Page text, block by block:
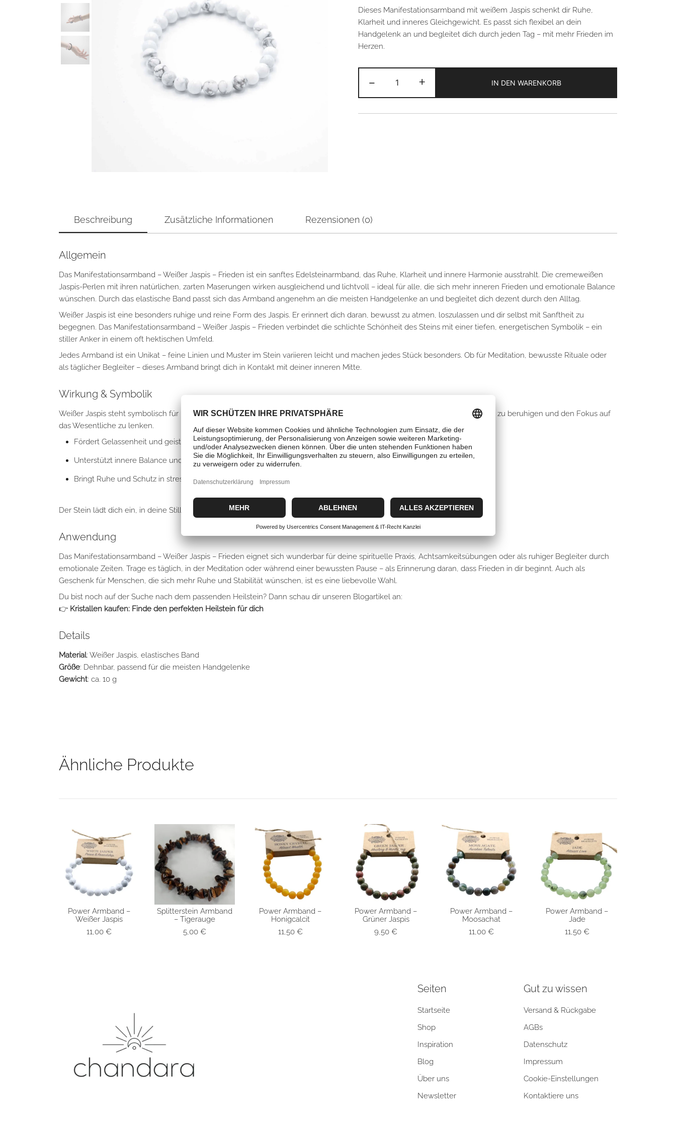
Dieses Manifestationsarmband mit weißem Jaspis schenkt dir Ruhe,
Klarheit und inneres Gleichgewicht. Es passt sich flexibel an dein
Handgelenk an und begleitet dich durch jeden Tag – mit mehr Frieden im
Herzen.
-
–
Weißer
+ IN DEN WARENKORB
Alternative:
Beschreibung Zusätzliche Informationen Rezensionen (0)
Allgemein
Das Manifestationsarmband – Weißer Jaspis – Frieden ist ein sanftes Edelsteinarmband, das Ruhe, Klarheit und innere Harmonie ausstrahlt. Die cremeweißen
Jaspis-Perlen mit ihren natürlichen, zarten Maserungen wirken ausgleichend und lichtvoll – ideal für alle, die sich mehr inneren Frieden und emotionale Balance
wünschen. Durch das elastische Band passt sich das Armband angenehm an die meisten Handgelenke an und begleitet dich dezent durch den Alltag.
Weißer Jaspis ist eine besonders ruhige und reine Form des Jaspis. Er erinnert dich daran, bewusst zu atmen, loszulassen und dir selbst mit Sanftheit zu
begegnen. Das Manifestationsarmband – Weißer Jaspis – Frieden verbindet die schlichte Schönheit des Steins mit einer tiefen, energetischen Symbolik – ein
stiller Anker in einem oft hektischen Umfeld.
Jedes Armband ist ein Unikat – feine Linien und Muster im Stein variieren leicht und machen jedes Stück besonders. Ob für Meditation, bewusste Rituale oder
als täglicher Begleiter – dieses Armband bringt dich in Kontakt mit deiner inneren Mitte.
Wirkung & Symbolik
Weißer Jaspis steht symbolisch für Frieden, Klarheit und geistige Ausrichtung. Er hilft, Spannungen abzubauen, innere Unruhe zu beruhigen und den Fokus auf
das Wesentliche zu lenken.
Fördert Gelassenheit und geistige Klarheit
Unterstützt innere Balance und emotionale Stabilität
Bringt Ruhe und Schutz in stressigen Phasen
Der Stein lädt dich ein, in deine Stille zu finden und in Verbindung mit deinem inneren Frieden zu leben.
Anwendung
Das Manifestationsarmband – Weißer Jaspis – Frieden eignet sich wunderbar für deine spirituelle Praxis, Achtsamkeitsübungen oder als ruhiger Begleiter durch
emotionale Zeiten. Trage es täglich, in der Meditation oder während einer bewussten Pause – als Erinnerung daran, dass Frieden in dir beginnt. Auch als
Geschenk für Menschen, die sich mehr Ruhe und Stabilität wünschen, ist es eine liebevolle Wahl.
Du bist noch auf der Suche nach dem passenden Heilstein? Dann schau dir unseren Blogartikel an:
👉 Kristallen kaufen: Finde den perfekten Heilstein für dich
Details
Material: Weißer Jaspis, elastisches Band
Größe: Dehnbar, passend für die meisten Handgelenke
Gewicht: ca. 10 g
Ähnliche Produkte
SCHNELLANSICHT
Power Armband –
Weißer Jaspis
11,00 €
SCHNELLANSICHT
Splitterstein Armband
– Tigerauge
5,00 €
SCHNELLANSICHT
Power Armband –
Honigcalcit
11,50 €
SCHNELLANSICHT
Power Armband –
Grüner Jaspis
9,50 €
SCHNELLANSICHT
Power Armband –
Moosachat
11,00 €
SCHNELLANSICHT
Power Armband –
Jade
11,50 €
Seiten
Startseite
Shop
Inspiration
Blog
Über uns
Newsletter
Gut zu wissen
Versand & Rückgabe
AGBs
Datenschutz
Impressum
Cookie-Einstellungen
Kontaktiere uns